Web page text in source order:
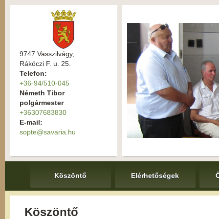
9747 Vasszilvágy,
Rákóczi F. u. 25.
Telefon:
+36-94/510-045
Németh Tibor
polgármester
+36307683830
E-mail:
sopte@savaria.hu
Köszöntő Elérhetőségek
Köszöntő